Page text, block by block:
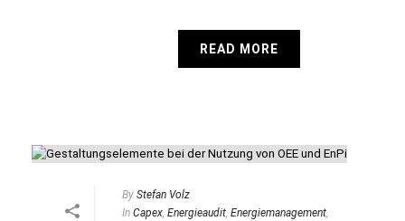
READ MORE
By Stefan Volz
In Capex, Energieaudit, Energiemanagement,